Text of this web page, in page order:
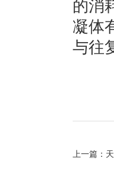
的消
凝体
与往
上一篇：